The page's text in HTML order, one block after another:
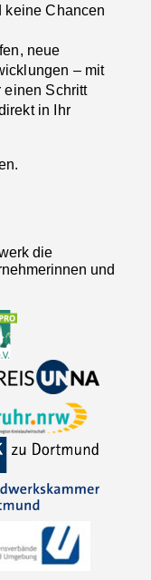
keine Chancen
neue
– mit
einen Schritt
in Ihr
die
und